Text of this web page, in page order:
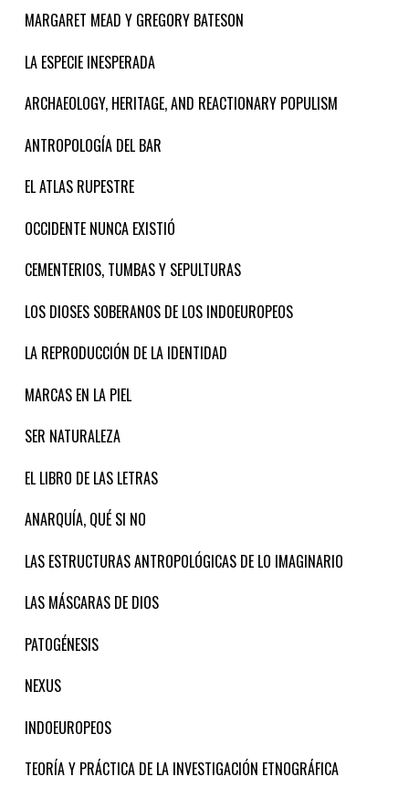
MARGARET MEAD Y GREGORY BATESON
LA ESPECIE INESPERADA
ARCHAEOLOGY, HERITAGE, AND REACTIONARY POPULISM
ANTROPOLOGÍA DEL BAR
EL ATLAS RUPESTRE
OCCIDENTE NUNCA EXISTIÓ
CEMENTERIOS, TUMBAS Y SEPULTURAS
LOS DIOSES SOBERANOS DE LOS INDOEUROPEOS
LA REPRODUCCIÓN DE LA IDENTIDAD
MARCAS EN LA PIEL
SER NATURALEZA
EL LIBRO DE LAS LETRAS
ANARQUÍA, QUÉ SI NO
LAS ESTRUCTURAS ANTROPOLÓGICAS DE LO IMAGINARIO
LAS MÁSCARAS DE DIOS
PATOGÉNESIS
NEXUS
INDOEUROPEOS
TEORÍA Y PRÁCTICA DE LA INVESTIGACIÓN ETNOGRÁFICA